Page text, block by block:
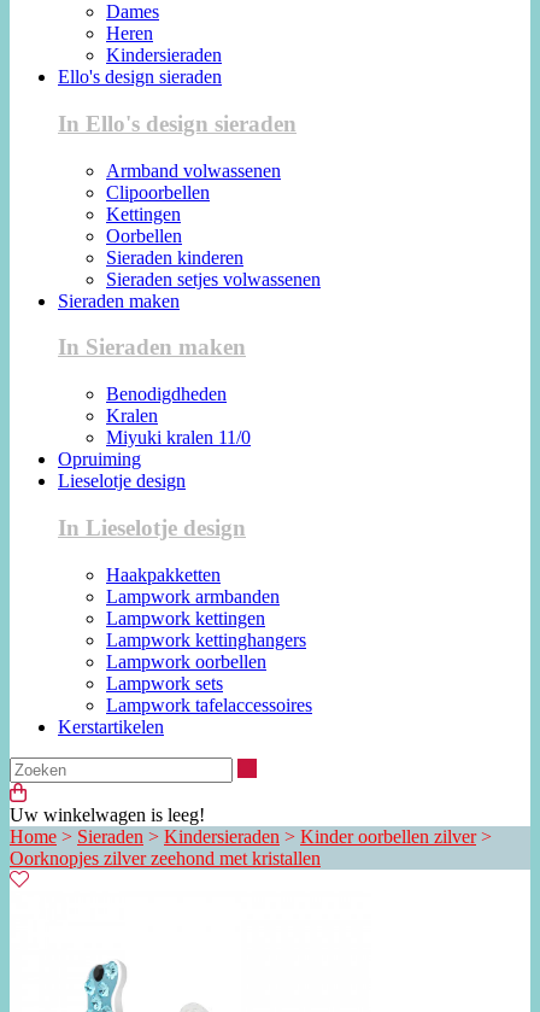
Dames
Heren
Kindersieraden
Ello's design sieraden
In Ello's design sieraden
Armband volwassenen
Clipoorbellen
Kettingen
Oorbellen
Sieraden kinderen
Sieraden setjes volwassenen
Sieraden maken
In Sieraden maken
Benodigdheden
Kralen
Miyuki kralen 11/0
Opruiming
Lieselotje design
In Lieselotje design
Haakpakketten
Lampwork armbanden
Lampwork kettingen
Lampwork kettinghangers
Lampwork oorbellen
Lampwork sets
Lampwork tafelaccessoires
Kerstartikelen
Uw winkelwagen is leeg!
Home > Sieraden > Kindersieraden > Kinder oorbellen zilver>
Oorknopjes zilver zeehond met kristallen